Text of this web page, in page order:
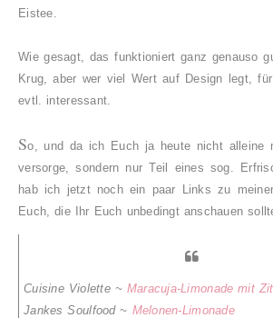
Eistee.
Wie gesagt, das funktioniert ganz genauso
Krug, aber wer viel Wert auf Design legt,
evtl. interessant.
So, und da ich Euch ja heute nicht alleine
versorge, sondern nur Teil eines sog.
hab ich jetzt noch ein paar Links zu
Euch, die Ihr Euch unbedingt anschauen
Cuisine Violette ~ Maracuja-Limonade mit
Jankes Soulfood ~ Melonen-Limonade